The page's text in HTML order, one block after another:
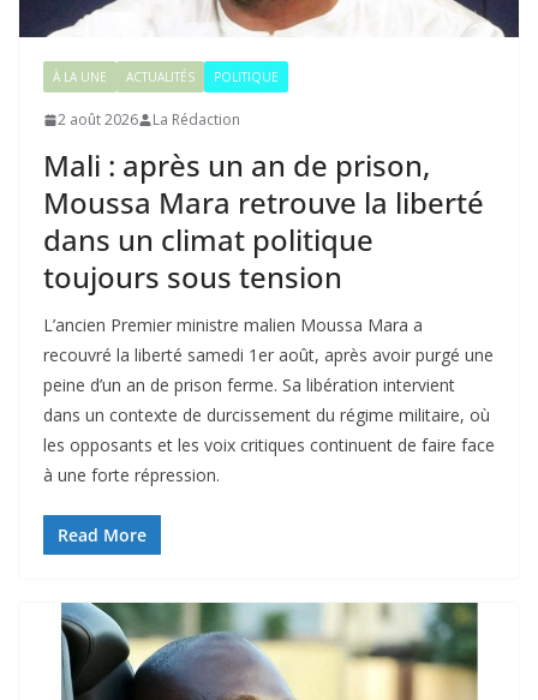
À LA UNE ACTUALITÉS POLITIQUE
2 août 2026 La Rédaction
Mali : après un an de prison,
Moussa Mara retrouve la liberté
dans un climat politique
toujours sous tension
L’ancien Premier ministre malien Moussa Mara a
recouvré la liberté samedi 1er août, après avoir purgé une
peine d’un an de prison ferme. Sa libération intervient
dans un contexte de durcissement du régime militaire, où
les opposants et les voix critiques continuent de faire face
à une forte répression.
Read More